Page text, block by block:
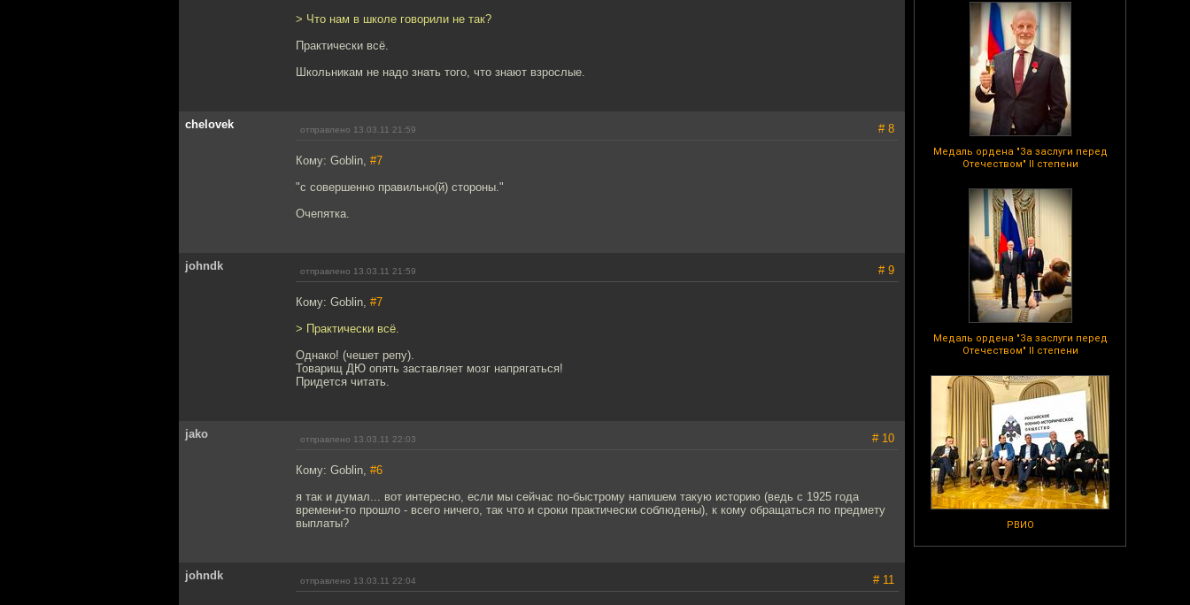
Медаль ордена "За заслуги перед
Отечеством" II степени
Медаль ордена "За заслуги перед
Отечеством" II степени
РВИО
> Что нам в школе говорили не так?
Практически всё.
Школьникам не надо знать того, что знают взрослые.
chelovek отправлено 13.03.11 21:59 # 8
Кому: Goblin, #7
"с совершенно правильно(й) стороны."
Очепятка.
johndk отправлено 13.03.11 21:59 # 9
Кому: Goblin, #7
> Практически всё.
Однако! (чешет репу).
Товарищ ДЮ опять заставляет мозг напрягаться!
Придется читать.
jako отправлено 13.03.11 22:03 # 10
Кому: Goblin, #6
я так и думал... вот интересно, если мы сейчас по-быстрому напишем такую историю (ведь с 1925 года
времени-то прошло - всего ничего, так что и сроки практически соблюдены), к кому обращаться по предмету
выплаты?
johndk отправлено 13.03.11 22:04 # 11